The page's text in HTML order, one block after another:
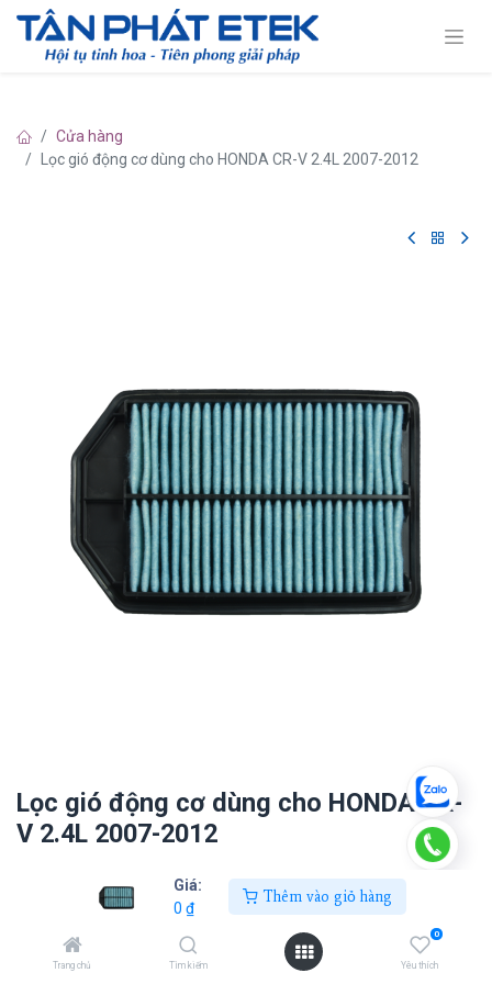
Giá:
0 ₫
Thêm vào giỏ hàng
Trang chủ Tìm kiếm
0
Yêu thích
Cửa hàng
Lọc gió động cơ dùng cho HONDA CR-V 2.4L 2007-2012
Lọc gió động cơ dùng cho HONDA CR-
V 2.4L 2007-2012
Thêm vào giỏ hàng